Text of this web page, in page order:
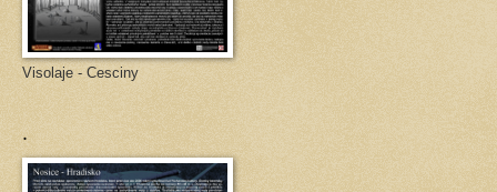
Visolaje - Cesciny
.